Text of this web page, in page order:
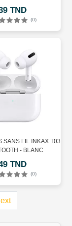
ROSE
TND
(0)
SANS FIL INKAX T03
- BLANC
TND
(0)